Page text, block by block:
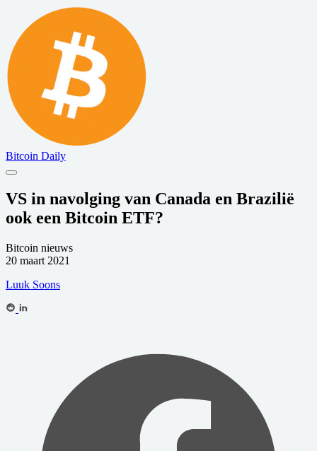
Bitcoin Daily
VS in navolging van Canada en Brazilië
ook een Bitcoin ETF?
Bitcoin nieuws
20 maart 2021
Luuk Soons